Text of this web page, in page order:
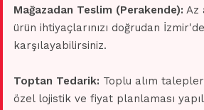
Mağazadan Teslim (Perakende): Az
ürün ihtiyaçlarınızı doğrudan
karşılayabilirsiniz.
Toptan Tedarik: Toplu alım
özel lojistik ve fiyat planlaması